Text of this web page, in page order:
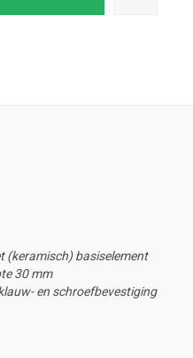
(keramisch) basiselement
30 mm
en schroefbevestiging